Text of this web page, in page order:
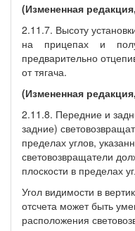
(Измененная
2.11.7. Высоту
на прицепах и
предварительно
от тягача.
(Измененная
2.11.8. Передние и
задние)
пределах углов,
световозвращатели
плоскости в пределах
Угол видимости в
отсчета может быть
расположения